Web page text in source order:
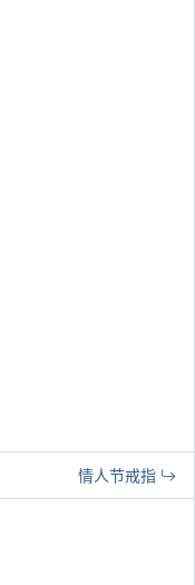
情人节戒指